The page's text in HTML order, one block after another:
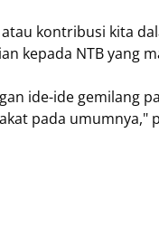
kontribusi kita
kepada NTB yang
ide-ide gemilang
pada umumnya,"